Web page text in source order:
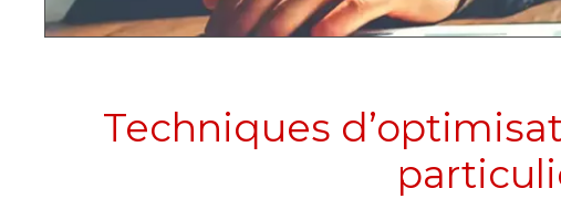
Techniques